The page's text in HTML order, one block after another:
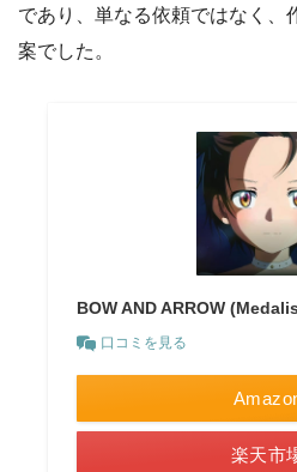
であり、単なる依頼ではなく、
案でした。
BOW AND ARROW
口コミを見る
楽天市